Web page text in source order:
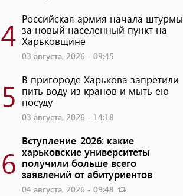
4 Российская армия начала штурмы
за новый населенный пункт на
Харьковщине
03 августа, 2026 - 09:45
5 В пригороде Харькова запретили
пить воду из кранов и мыть ею
посуду
03 августа, 2026 - 14:18
6
Вступление-2026: какие
харьковские университеты
получили больше всего
заявлений от абитуриентов
04 августа, 2026 - 09:48